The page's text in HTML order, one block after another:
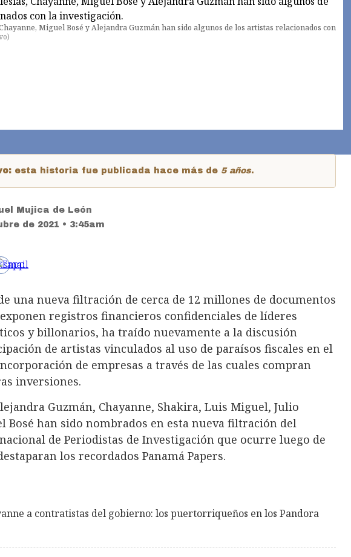
Miguel Bosé y Alejandra Guzmán han sido algunos de los artistas relacionados con
)
esta historia fue publicada hace más de 5 años.
Mujica de León
de 2021 • 3:45am
una nueva filtración de cerca de 12 millones de documentos
registros financieros confidenciales de líderes
y billonarios, ha traído nuevamente a la discusión
de artistas vinculados al uso de paraísos fiscales en el
de empresas a través de las cuales compran
inversiones.
Guzmán, Chayanne, Shakira, Luis Miguel, Julio
Bosé han sido nombrados en esta nueva filtración del
de Periodistas de Investigación que ocurre luego de
los recordados Panamá Papers.
a contratistas del gobierno: los puertorriqueños en los Pandora